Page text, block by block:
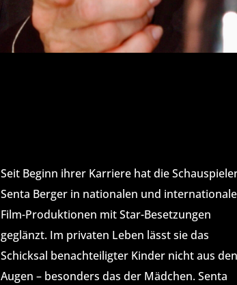
Seit Beginn ihrer Karriere hat die
Senta Berger in nationalen und
Film-Produktionen mit Star-Besetzungen
geglänzt. Im privaten Leben lässt sie das
Schicksal benachteiligter Kinder nicht aus den
Augen – besonders das der Mädchen. Senta